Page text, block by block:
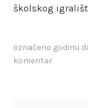
školskog
označeno godinu
komentar